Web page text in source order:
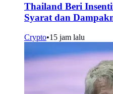
Thailand Beri
Syarat dan
Crypto•15 jam lalu